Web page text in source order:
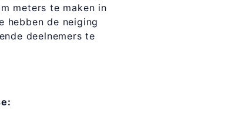
meters te maken in
hebben de neiging
deelnemers te